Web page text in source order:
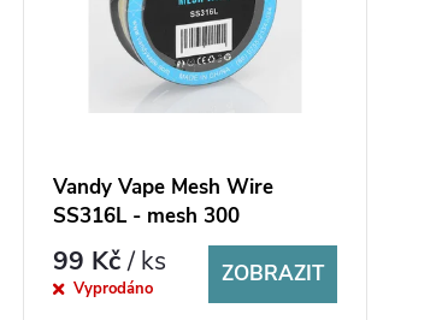
Vandy Vape Mesh Wire
SS316L - mesh 300
99 Kč/ ks
Vyprodáno
ZOBRAZIT